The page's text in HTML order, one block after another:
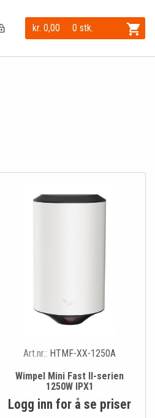
kr. 0,00 0 stk.
Art.nr.: HTMF-XX-1250A
Wimpel Mini Fast II-serien
1250W IPX1
Logg inn for å se priser